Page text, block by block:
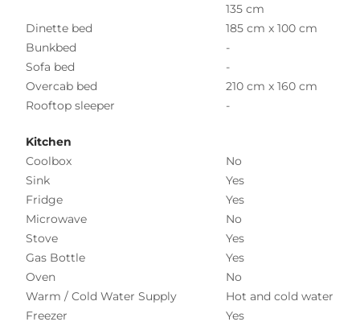
135 cm
Dinette bed
185 cm x 100 cm
Bunkbed
-
Sofa bed
-
Overcab bed
210 cm x 160 cm
Rooftop sleeper
-
Kitchen
Coolbox
No
Sink
Yes
Fridge
Yes
Microwave
No
Stove
Yes
Gas Bottle
Yes
Oven
No
Warm / Cold Water Supply
Hot and cold water
Freezer
Yes